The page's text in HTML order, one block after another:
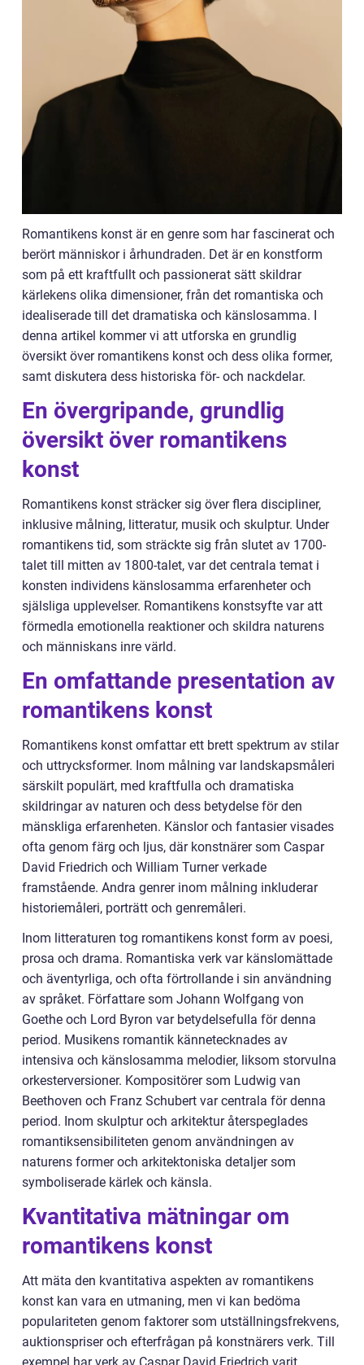
Romantikens konst är en genre som har fascinerat och
berört människor i århundraden. Det är en konstform
som på ett kraftfullt och passionerat sätt skildrar
kärlekens olika dimensioner, från det romantiska och
idealiserade till det dramatiska och känslosamma. I
denna artikel kommer vi att utforska en grundlig
översikt över romantikens konst och dess olika former,
samt diskutera dess historiska för- och nackdelar.
En övergripande, grundlig
översikt över romantikens
konst
Romantikens konst sträcker sig över flera discipliner,
inklusive målning, litteratur, musik och skulptur. Under
romantikens tid, som sträckte sig från slutet av 1700-
talet till mitten av 1800-talet, var det centrala temat i
konsten individens känslosamma erfarenheter och
själsliga upplevelser. Romantikens konstsyfte var att
förmedla emotionella reaktioner och skildra naturens
och människans inre värld.
En omfattande presentation av
romantikens konst
Romantikens konst omfattar ett brett spektrum av stilar
och uttrycksformer. Inom målning var landskapsmåleri
särskilt populärt, med kraftfulla och dramatiska
skildringar av naturen och dess betydelse för den
mänskliga erfarenheten. Känslor och fantasier visades
ofta genom färg och ljus, där konstnärer som Caspar
David Friedrich och William Turner verkade
framstående. Andra genrer inom målning inkluderar
historiemåleri, porträtt och genremåleri.
Inom litteraturen tog romantikens konst form av poesi,
prosa och drama. Romantiska verk var känslomättade
och äventyrliga, och ofta förtrollande i sin användning
av språket. Författare som Johann Wolfgang von
Goethe och Lord Byron var betydelsefulla för denna
period. Musikens romantik kännetecknades av
intensiva och känslosamma melodier, liksom storvulna
orkesterversioner. Kompositörer som Ludwig van
Beethoven och Franz Schubert var centrala för denna
period. Inom skulptur och arkitektur återspeglades
romantiksensibiliteten genom användningen av
naturens former och arkitektoniska detaljer som
symboliserade kärlek och känsla.
Kvantitativa mätningar om
romantikens konst
Att mäta den kvantitativa aspekten av romantikens
konst kan vara en utmaning, men vi kan bedöma
populariteten genom faktorer som utställningsfrekvens,
auktionspriser och efterfrågan på konstnärers verk. Till